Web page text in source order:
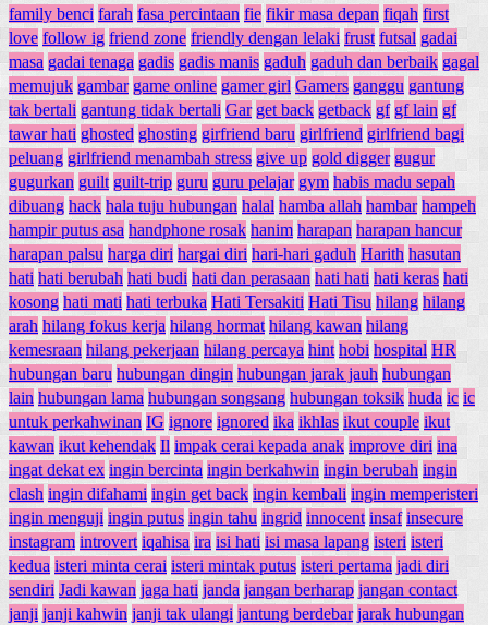
family benci farah fasa percintaan fie fikir masa depan fiqah first
love follow ig friend zone friendly dengan lelaki frust futsal gadai
masa gadai tenaga gadis gadis manis gaduh gaduh dan berbaik gagal
memujuk gambar game online gamer girl Gamers ganggu gantung
tak bertali gantung tidak bertali Gar get back getback gf gf lain gf
tawar hati ghosted ghosting girfriend baru girlfriend girlfriend bagi
peluang girlfriend menambah stress give up gold digger gugur
gugurkan guilt guilt-trip guru guru pelajar gym habis madu sepah
dibuang hack hala tuju hubungan halal hamba allah hambar hampeh
hampir putus asa handphone rosak hanim harapan harapan hancur
harapan palsu harga diri hargai diri hari-hari gaduh Harith hasutan
hati hati berubah hati budi hati dan perasaan hati hati hati keras hati
kosong hati mati hati terbuka Hati Tersakiti Hati Tisu hilang hilang
arah hilang fokus kerja hilang hormat hilang kawan hilang
kemesraan hilang pekerjaan hilang percaya hint hobi hospital HR
hubungan baru hubungan dingin hubungan jarak jauh hubungan
lain hubungan lama hubungan songsang hubungan toksik huda ic ic
untuk perkahwinan IG ignore ignored ika ikhlas ikut couple ikut
kawan ikut kehendak Il impak cerai kepada anak improve diri ina
ingat dekat ex ingin bercinta ingin berkahwin ingin berubah ingin
clash ingin difahami ingin get back ingin kembali ingin memperisteri
ingin menguji ingin putus ingin tahu ingrid innocent insaf insecure
instagram introvert iqahisa ira isi hati isi masa lapang isteri isteri
kedua isteri minta cerai isteri mintak putus isteri pertama jadi diri
sendiri Jadi kawan jaga hati janda jangan berharap jangan contact
janji janji kahwin janji tak ulangi jantung berdebar jarak hubungan